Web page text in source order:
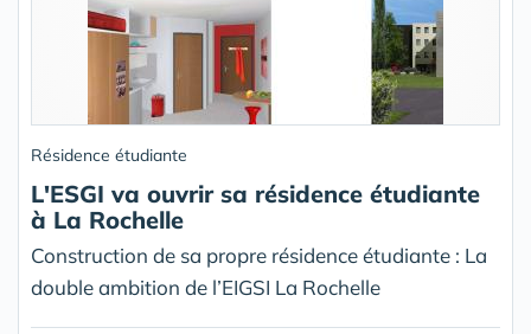
Résidence étudiante
L'ESGI va ouvrir sa résidence étudiante
à La Rochelle
Construction de sa propre résidence étudiante : La
double ambition de l’EIGSI La Rochelle